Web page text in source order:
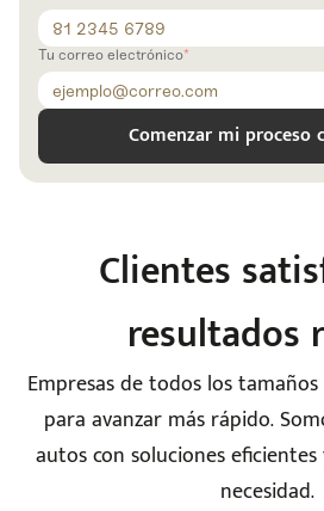
Tu correo electrónico
Comenzar mi proceso
Clientes
resultados
Empresas de todos los
para avanzar más rápido.
autos con soluciones
necesidad.